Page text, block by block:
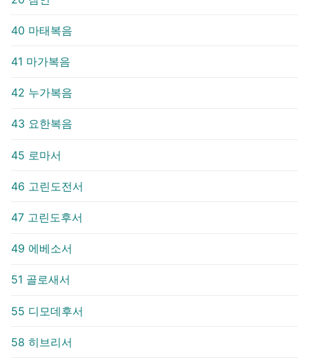
40 마태복음
41 마가복음
42 누가복음
43 요한복음
45 로마서
46 고린도전서
47 고린도후서
49 에베소서
51 골로새서
55 디모데후서
58 히브리서